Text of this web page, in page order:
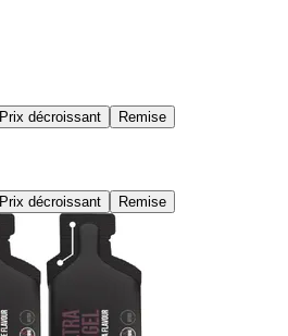
Prix décroissant Remise
Prix décroissant Remise